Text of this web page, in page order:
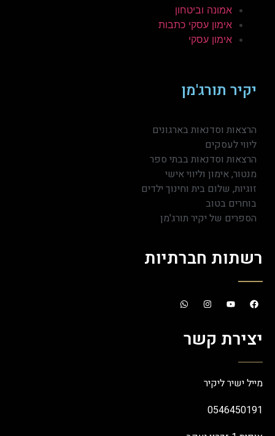
אמונה וביטחון
אימון עסקי כתבות
אימון עסקי
יקיר תורג'מן
הרצאות וסדנאות בארגונים
ליווי לעסקים
הרצאות וסדנאות בבתי ספר
מנטור, אימון וליווי אישי
זוגיות, שלום בית וחינוך ילדים
בוחרים בטוב
הספרים של יקיר תורג'מן
רשתות חברתיות
יצירת קשר
מייל ישיר ליקיר
0546450191